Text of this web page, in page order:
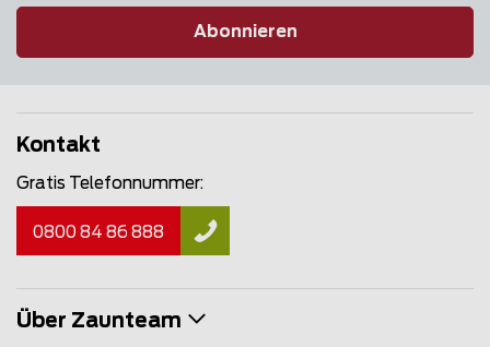
Abonnieren
Kontakt
Gratis Telefonnummer:
0800 84 86 888
Über Zaunteam